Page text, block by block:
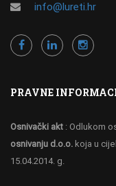
info@lureti.hr
PRAVNE
Osnivački akt : Odlukom
osnivanju d.o.o. koja u
15.04.2014. g.